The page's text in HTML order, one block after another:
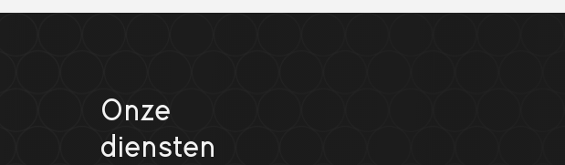
Onze
diensten